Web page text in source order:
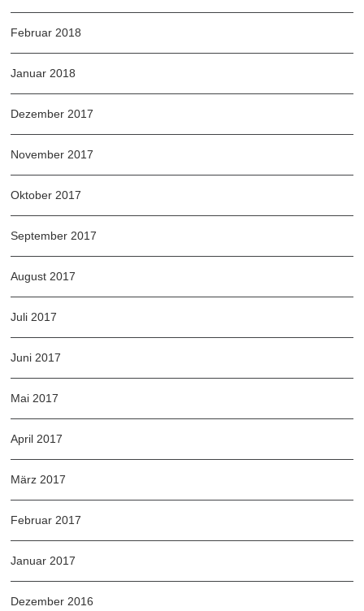
Februar 2018
Januar 2018
Dezember 2017
November 2017
Oktober 2017
September 2017
August 2017
Juli 2017
Juni 2017
Mai 2017
April 2017
März 2017
Februar 2017
Januar 2017
Dezember 2016